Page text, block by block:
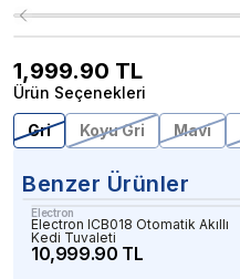
1,999.90 TL
Ürün Seçenekleri
Gri
Koyu Gri Mavi
Benzer Ürünler
Electron
Electron ICB018 Otomatik Akıllı
Kedi Tuvaleti
10,999.90 TL